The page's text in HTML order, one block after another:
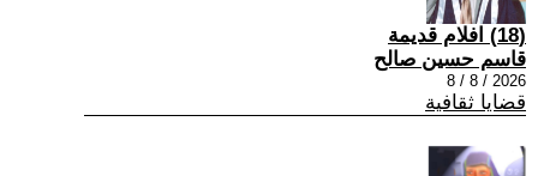
(18) افلام قديمة
قاسم حسين صالح
2026 / 8 / 8
قضايا ثقافية